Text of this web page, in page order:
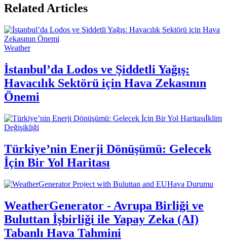
Related Articles
Weather
İstanbul’da Lodos ve Şiddetli Yağış:
Havacılık Sektörü için Hava Zekasının
Önemi
İklim
Değişikliği
Türkiye’nin Enerji Dönüşümü: Gelecek
İçin Bir Yol Haritası
Hava Durumu
WeatherGenerator - Avrupa Birliği ve
Buluttan İşbirliği ile Yapay Zeka (AI)
Tabanlı Hava Tahmini